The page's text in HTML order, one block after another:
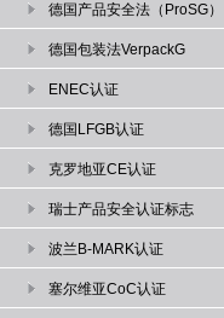
德国产品安全法（ProSG）
德国包装法VerpackG
ENEC认证
德国LFGB认证
克罗地亚CE认证
瑞士产品安全认证标志
波兰B-MARK认证
塞尔维亚CoC认证